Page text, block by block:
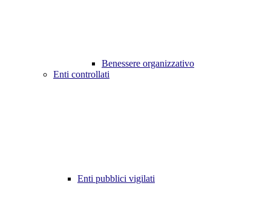
Benessere organizzativo
Enti controllati
Enti pubblici vigilati